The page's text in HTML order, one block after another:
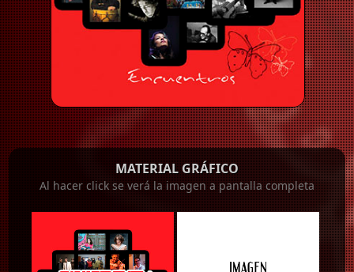
MATERIAL GRÁFICO
Al hacer click se verá la imagen a pantalla completa